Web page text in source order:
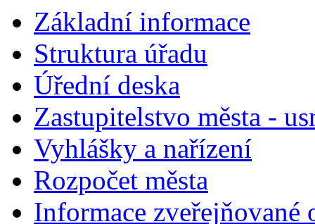
Základní informace
Struktura úřadu
Úřední deska
Zastupitelstvo města -
Vyhlášky a nařízení
Rozpočet města
Informace zveřejňované